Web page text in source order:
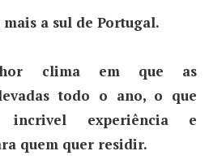
a sul de Portugal.
clima em que as
todo o ano, o que
incrivel experiência e
quem quer residir.